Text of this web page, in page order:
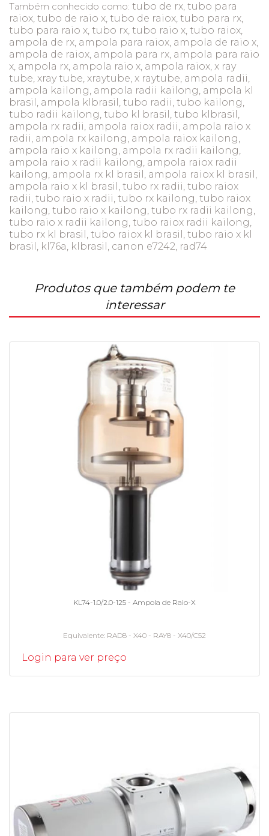
Também conhecido como: tubo de rx, tubo para
raiox, tubo de raio x, tubo de raiox, tubo para rx,
tubo para raio x, tubo rx, tubo raio x, tubo raiox,
ampola de rx, ampola para raiox, ampola de raio x,
ampola de raiox, ampola para rx, ampola para raio
x, ampola rx, ampola raio x, ampola raiox, x ray
tube, xray tube, xraytube, x raytube, ampola radii,
ampola kailong, ampola radii kailong, ampola kl
brasil, ampola klbrasil, tubo radii, tubo kailong,
tubo radii kailong, tubo kl brasil, tubo klbrasil,
ampola rx radii, ampola raiox radii, ampola raio x
radii, ampola rx kailong, ampola raiox kailong,
ampola raio x kailong, ampola rx radii kailong,
ampola raio x radii kailong, ampola raiox radii
kailong, ampola rx kl brasil, ampola raiox kl brasil,
ampola raio x kl brasil, tubo rx radii, tubo raiox
radii, tubo raio x radii, tubo rx kailong, tubo raiox
kailong, tubo raio x kailong, tubo rx radii kailong,
tubo raio x radii kailong, tubo raiox radii kailong,
tubo rx kl brasil, tubo raiox kl brasil, tubo raio x kl
brasil, kl76a, klbrasil, canon e7242, rad74
Produtos que também podem te
interessar
KL74-1.0/2.0-125 - Ampola de Raio-X
Equivalente RAD8 - X40 - RAY8 - X40/C52
Login para ver preço